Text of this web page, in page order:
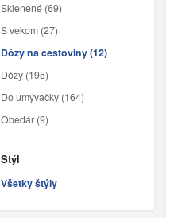
Sklenené (69)
S vekom (27)
Dózy na cestoviny (12)
Dózy (195)
Do umývačky (164)
Obedár (9)
Štýl
Všetky štýly